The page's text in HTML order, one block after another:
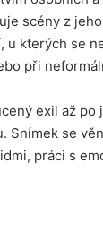
scény z
u kterých se
při
exil až po
Snímek se
práci s